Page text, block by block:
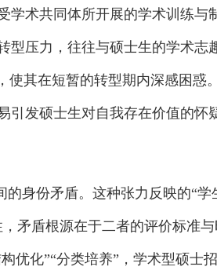
学术共同体所开展的学术训练与
型压力，往往与硕士生的学术志
使其在短暂的转型期内深感困惑
引发硕士生对自我存在价值的怀
身份矛盾。这种张力反映的“学
矛盾根源在于二者的评价标准
优化”“分类培养”，学术型硕士